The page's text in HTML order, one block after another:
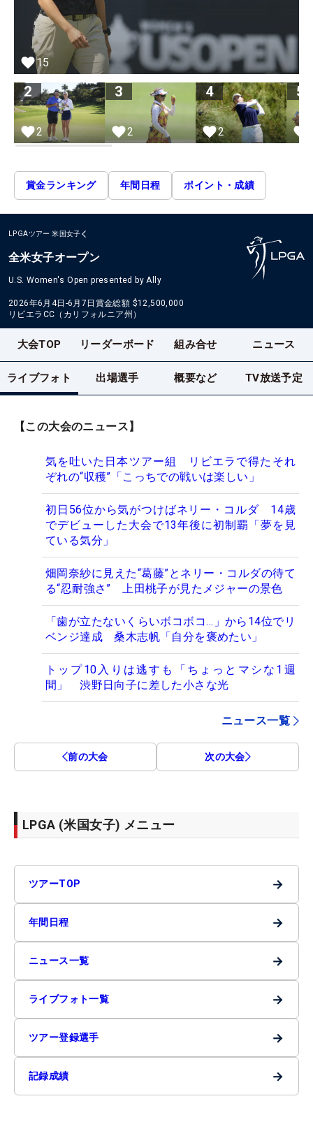
15
2
2
3
2
4
2
5
賞金ランキング 年間日程 ポイント・成績
LPGAツアー 米国女子
全米女子オープン
U.S. Women's Open presented by Ally
2026年6月4日-6月7日 賞金総額 $12,500,000
リビエラCC（カリフォルニア州）
大会TOP リーダーボード 組み合せ ニュース
ライブフォト 出場選手 概要など TV放送予定
【この大会のニュース】
気を吐いた日本ツアー組 リビエラで得たそれ
ぞれの“収穫”「こっちでの戦いは楽しい」
初日56位から気がつけばネリー・コルダ 14歳
でデビューした大会で13年後に初制覇「夢を見
ている気分」
畑岡奈紗に見えた“葛藤”とネリー・コルダの待て
る“忍耐強さ” 上田桃子が見たメジャーの景色
「歯が立たないくらいボコボコ…」から14位でリ
ベンジ達成 桑木志帆「自分を褒めたい」
トップ10入りは逃すも「ちょっとマシな1週
間」 渋野日向子に差した小さな光
ニュース一覧
前の大会 次の大会
LPGA (米国女子) メニュー
ツアーTOP →
年間日程 →
ニュース一覧 →
ライブフォト一覧 →
ツアー登録選手 →
記録成績 →